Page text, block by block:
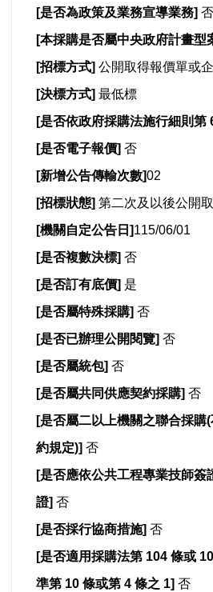
[是否為政策及業務宣導業務] 否
[本採購是否屬中央政府計畫型
[招標方式] 公開取得報價單或
[決標方式] 最低標
[是否依政府採購法施行細則第
[是否電子報價] 否
[新增公告傳輸次數]02
[招標狀態] 第二次及以後公開
[機關自定公告日]115/06/01
[是否複數決標] 否
[是否訂有底價] 是
[是否屬特殊採購] 否
[是否已辦理公開閱覽] 否
[是否屬統包] 否
[是否屬共同供應契約採購] 否
[是否屬二以上機關之聯合採購
約規定)] 否
[是否應依公共工程專業技師簽
證] 否
[是否採行協商措施] 否
[是否適用採購法第 104 條或
準第 10 條或第 4 條之 1] 否